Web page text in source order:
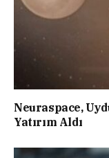
Neuraspace,
Yatırım Aldı